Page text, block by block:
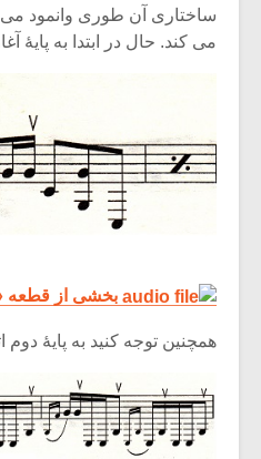
ساختاری آن طوری وانمود
می کند. حال در ابتدا به پایۀ
بخشی از قطعه
همچنین توجه کنید به پایۀ
میکلوش روژا
متن فیلم
اگر نمی توانی
مشهورترین
بدنام ترین باش